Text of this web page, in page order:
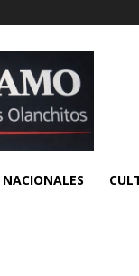
NACIONALES